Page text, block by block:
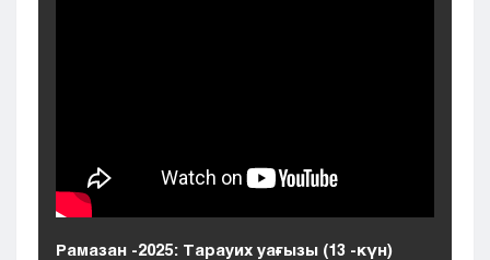
Усть-Каменогорск
Шымкент
Рамазан -2025: Тарауих уағызы (13 -күн)